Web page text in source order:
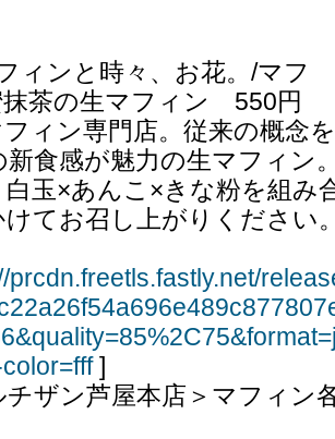
ィンと時々、お花。/マフ
抹茶の生マフィン 550円
フィン専門店。従来の概念
新食感が魅力の生マフィン
玉×あんこ×きな粉を組み
てお召し上がりください
prcdn.freetls.fastly.net/
]
チザン芦屋本店＞マフィン